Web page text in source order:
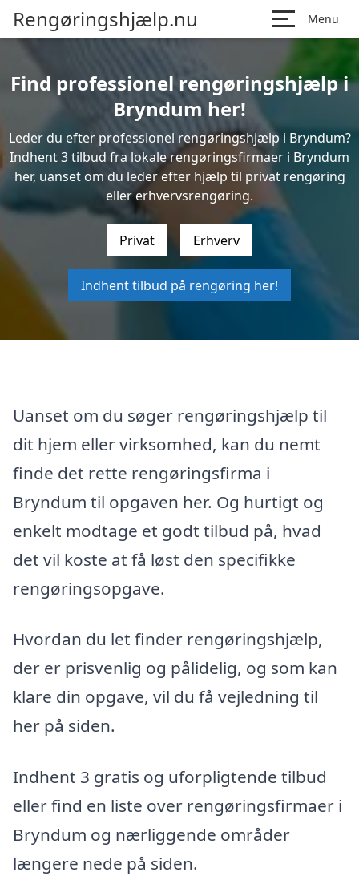
Rengøringshjælp.nu Menu
Find professionel rengøringshjælp i
Bryndum her!
Leder du efter professionel rengøringshjælp i Bryndum?
Indhent 3 tilbud fra lokale rengøringsfirmaer i Bryndum
her, uanset om du leder efter hjælp til privat rengøring
eller erhvervsrengøring.
Privat Erhverv
Indhent tilbud på rengøring her!
Uanset om du søger rengøringshjælp til
dit hjem eller virksomhed, kan du nemt
finde det rette rengøringsfirma i
Bryndum til opgaven her. Og hurtigt og
enkelt modtage et godt tilbud på, hvad
det vil koste at få løst den specifikke
rengøringsopgave.
Hvordan du let finder rengøringshjælp,
der er prisvenlig og pålidelig, og som kan
klare din opgave, vil du få vejledning til
her på siden.
Indhent 3 gratis og uforpligtende tilbud
eller find en liste over rengøringsfirmaer i
Bryndum og nærliggende områder
længere nede på siden.